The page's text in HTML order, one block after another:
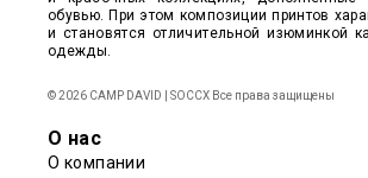
обувью. При этом композиции принтов
и становятся отличительной изюминкой
одежды.
© 2026 CAMP DAVID | SOCCX Все права защищены
О нас
О компании